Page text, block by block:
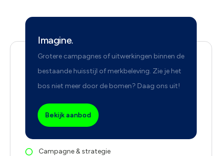
Imagine.
Grotere campagnes of uitwerkingen binnen de
bestaande huisstijl of merkbeleving. Zie je het
bos niet meer door de bomen? Daag ons uit!
Bekijk aanbod
Campagne & strategie